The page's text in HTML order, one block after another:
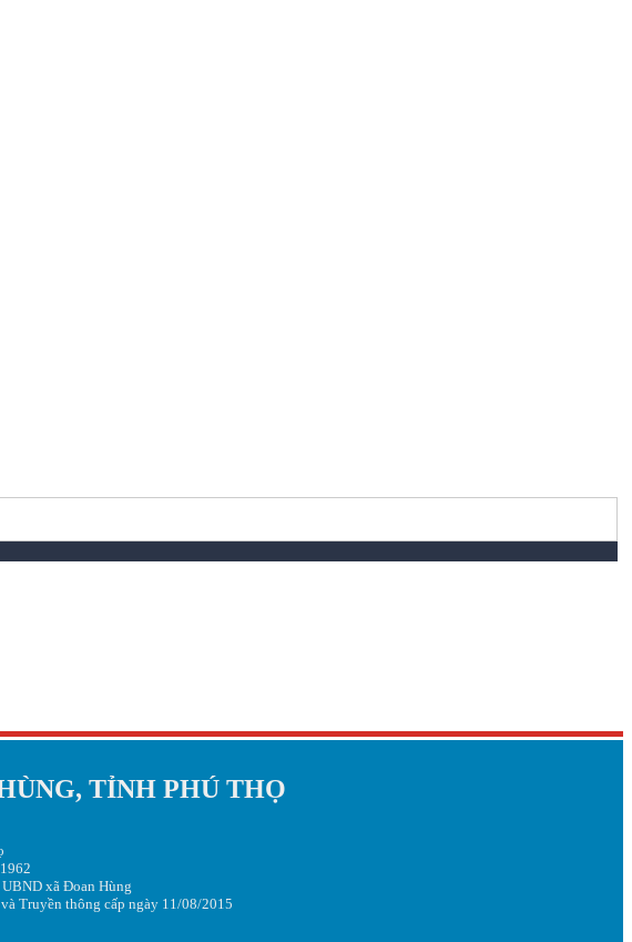
TỈNH PHÚ THỌ
xã Đoan Hùng
Truyền thông cấp ngày 11/08/2015